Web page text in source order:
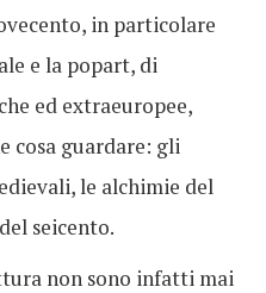
in particolare
e la popart, di
ed extraeuropee,
cosa guardare: gli
le alchimie del
seicento.
non sono infatti mai